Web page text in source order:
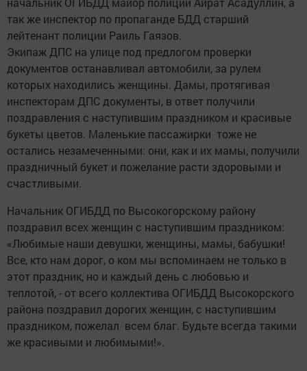
так же инспектор по пропаганде БДД старший
лейтенант полиции Раиль Гаязов.
Экипаж ДПС на улице под предлогом проверки
документов останавливал автомобили, за рулем
которых находились женщины. Дамы, протягивая
инспекторам ДПС документы, в ответ получили
поздравления с наступившим праздником и красивые
букеты цветов. Маленькие пассажирки тоже не
остались незамеченными: они, как и их мамы, получили
праздничный букет и пожелание расти здоровыми и
счастливыми.
Начальник ОГИБДД по Высокогорскому району
поздравил всех женщин с наступившим праздником:
«Любимые наши девушки, женщины, мамы, бабушки!
Все, кто нам дорог, о ком мы вспоминаем не только в
этот праздник, но и каждый день с любовью и
теплотой, - от всего коллектива ОГИБДД Высокорского
района поздравил дорогих женщин, с наступившим
праздником, пожелал всем благ. Будьте всегда такими
же красивыми и любимыми!».